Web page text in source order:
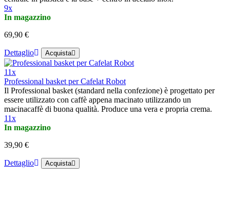
9x
In magazzino
69,90 €
Dettaglio Acquista
11x
Professional basket per Cafelat Robot
Il Professional basket (standard nella confezione) è progettato per
essere utilizzato con caffè appena macinato utilizzando un
macinacaffè di buona qualità. Produce una vera e propria crema.
11x
In magazzino
39,90 €
Dettaglio Acquista